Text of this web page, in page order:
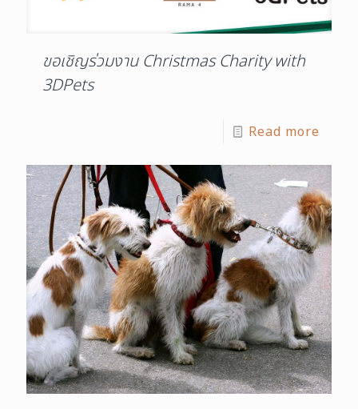
ขอเชิญร่วมงาน Christmas Charity with
3DPets
Read more